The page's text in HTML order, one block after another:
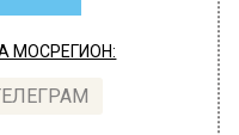
МОСРЕГИОН: